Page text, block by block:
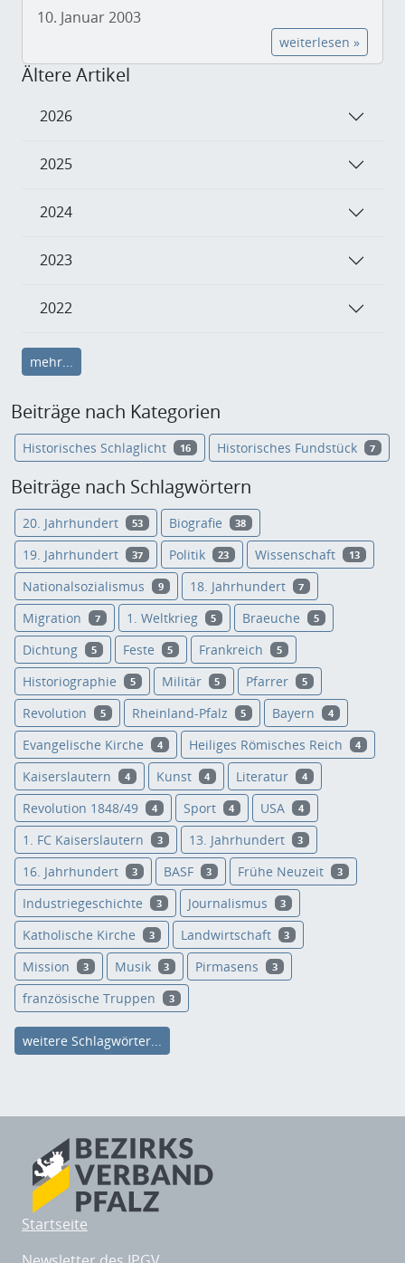
10. Januar 2003
weiterlesen »
Ältere Artikel
2026
2025
2024
2023
2022
mehr...
Beiträge nach Kategorien
Historisches Schlaglicht 16 Historisches Fundstück 7
Beiträge nach Schlagwörtern
20. Jahrhundert 53 Biografie 38
19. Jahrhundert 37 Politik 23 Wissenschaft 13
Nationalsozialismus 9 18. Jahrhundert 7
Migration 7 1. Weltkrieg 5 Braeuche 5
Dichtung 5 Feste 5 Frankreich 5
Historiographie 5 Militär 5 Pfarrer 5
Revolution 5 Rheinland-Pfalz 5 Bayern 4
Evangelische Kirche 4 Heiliges Römisches Reich 4
Kaiserslautern 4 Kunst 4 Literatur 4
Revolution 1848/49 4 Sport 4 USA 4
1. FC Kaiserslautern 3 13. Jahrhundert 3
16. Jahrhundert 3 BASF 3 Frühe Neuzeit 3
Industriegeschichte 3 Journalismus 3
Katholische Kirche 3 Landwirtschaft 3
Mission 3 Musik 3 Pirmasens 3
französische Truppen 3
weitere Schlagwörter...
Startseite